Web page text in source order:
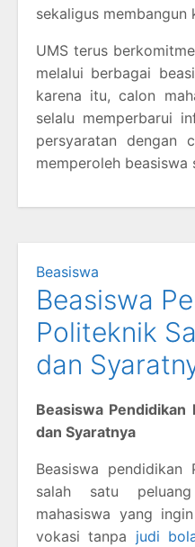
sekaligus
UMS terus
melalui berbagai
karena itu, calon
selalu memperbarui
persyaratan dengan
memperoleh beasiswa
Beasiswa
Beasiswa
Politeknik
dan
Beasiswa Pendidikan
dan Syaratnya
Beasiswa pendidikan
salah satu
mahasiswa yang
vokasi tanpa judi